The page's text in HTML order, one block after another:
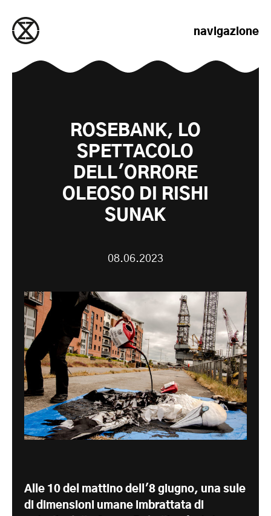
navigazione
ROSEBANK, LO
SPETTACOLO
DELL'ORRORE
OLEOSO DI RISHI
SUNAK
08.06.2023
Alle 10 del mattino dell'8 giugno, una sule
di dimensioni umane imbrattata di